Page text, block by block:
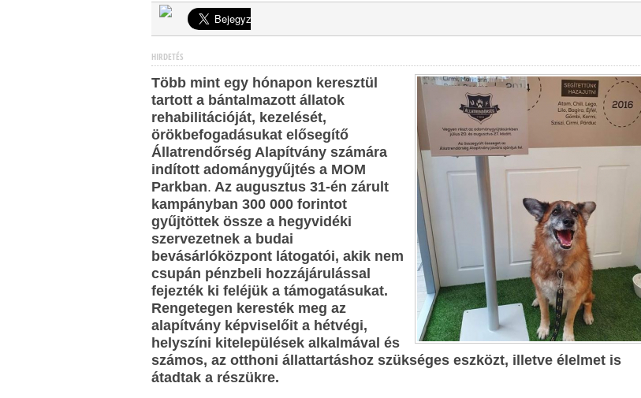
HIRDETÉS
Több mint egy hónapon keresztül
tartott a bántalmazott állatok
rehabilitációját, kezelését,
örökbefogadásukat elősegítő
Állatrendőrség Alapítvány számára
indított adománygyűjtés a MOM
Parkban. Az augusztus 31-én zárult
kampányban 300 000 forintot
gyűjtöttek össze a hegyvidéki
szervezetnek a budai
bevásárlóközpont látogatói, akik nem
csupán pénzbeli hozzájárulással
fejezték ki feléjük a támogatásukat.
Rengetegen keresték meg az
alapítvány képviselőit a hétvégi,
helyszíni kitelepülések alkalmával és
számos, az otthoni állattartáshoz szükséges eszközt, illetve élelmet is
átadtak a részükre.